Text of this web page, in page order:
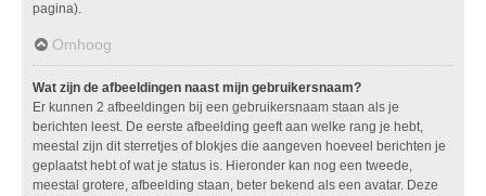
pagina).
Omhoog
Wat zijn de afbeeldingen naast mijn gebruikersnaam?
Er kunnen 2 afbeeldingen bij een gebruikersnaam staan als je
berichten leest. De eerste afbeelding geeft aan welke rang je hebt,
meestal zijn dit sterretjes of blokjes die aangeven hoeveel berichten je
geplaatst hebt of wat je status is. Hieronder kan nog een tweede,
meestal grotere, afbeelding staan, beter bekend als een avatar. Deze